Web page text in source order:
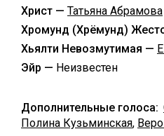
Христ — Татьяна Абрамова
Хромунд (Хрёмунд)
Хьялти Невозмутимая —
Эйр — Неизвестен
Дополнительные голоса:
Полина Кузьминская,